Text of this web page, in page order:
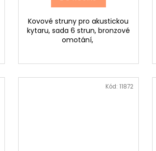
Kovové struny pro akustickou
kytaru, sada 6 strun, bronzové
omotání,
Kód: 11872